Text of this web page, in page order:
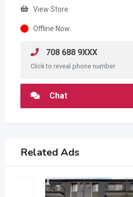
View Store
Offline Now
708 688 9XXX
Click to reveal phone number
Chat
Related Ads